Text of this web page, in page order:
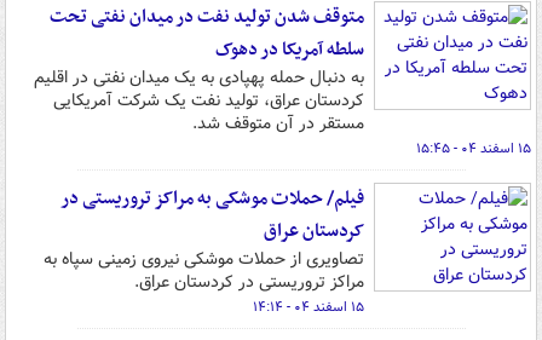
متوقف شدن تولید نفت در میدان نفتی تحت
سلطه آمریکا در دهوک
به دنبال حمله پهپادی به یک میدان نفتی در اقلیم
کردستان عراق، تولید نفت یک شرکت آمریکایی
مستقر در آن متوقف شد.
۱۵ اسفند ۰۴ - ۱۵:۴۵
فیلم/ حملات موشکی به مراکز تروریستی در
کردستان عراق
تصاویری از حملات موشکی نیروی زمینی سپاه به
مراکز تروریستی در کردستان عراق.
۱۵ اسفند ۰۴ - ۱۴:۱۴